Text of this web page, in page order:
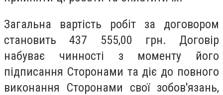
Загальна вартість робіт за договором
становить 437 555,00 грн. Договір
набуває чинності з моменту його
підписання Сторонами та діє до повного
виконання Сторонами свої зобов'язань,